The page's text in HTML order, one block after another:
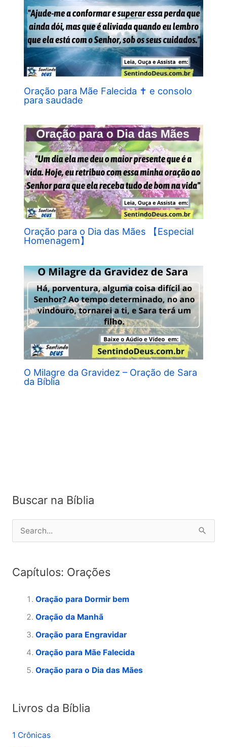
Oração para Mãe Falecida ✝︎ e consolo
para saudade
Oração para o Dia das Mães 【Especial
Homenagem】
O Milagre da Gravidez – Oração de Sara
da Bíblia
Buscar na Bíblia
e
q
:
Capítulos: Orações
Oração para Dormir bem
Oração da Manhã
Oração para Engravidar
Oração para Mãe Falecida
Oração para o Dia das Mães
Livros da Bíblia
1 Crônicas